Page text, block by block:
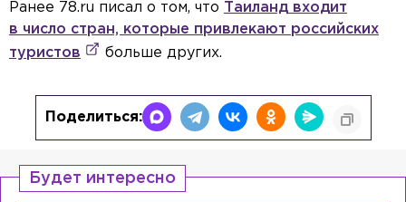
Ранее 78.ru писал о том, что
Таиланд входит
в число стран, которые привлекают российских
туристов
больше других.
Поделиться:
Будет интересно